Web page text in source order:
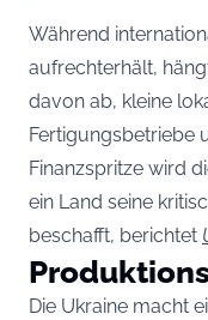
Während
aufrechterhält,
davon ab, kleine
Fertigungsbetriebe
Finanzspritze wird
ein Land seine
beschafft, berichtet
Die Ukraine macht